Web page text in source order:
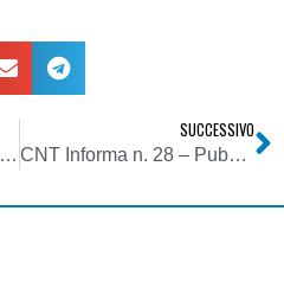
Plauso a Mediaset: successo per la maratona-Borsellino
SUCCESSIVO
CNT Informa n. 28 – Pubblichiamo un estratto del nuovo numero del bollettino del Coordinamento Nazionale Televisioni